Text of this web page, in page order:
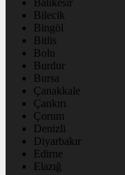
Balıkesir
Bilecik
Bingöl
Bitlis
Bolu
Burdur
Bursa
Çanakkale
Çankırı
Çorum
Denizli
Diyarbakır
Edirne
Elazığ